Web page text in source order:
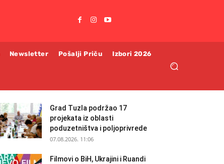
Newsletter Pošalji Priču Izbori 2026
Grad Tuzla podržao 17
projekata iz oblasti
poduzetništva i poljoprivrede
07.08.2026. 11:06
Filmovi o BiH, Ukrajini i Ruandi